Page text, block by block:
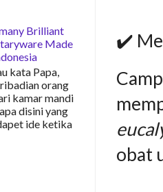
✔️
obat
Brilliant
Made
kata Papa,
orang
kamar mandi
disini yang
ide ketika